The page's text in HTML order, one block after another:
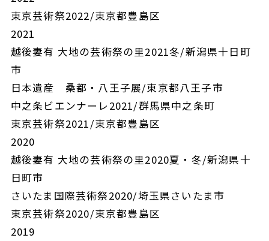
東京芸術祭2022/東京都豊島区
2021
越後妻有 大地の芸術祭の里2021冬/新潟県十日町
市
日本遺産 桑都・八王子展/東京都八王子市
中之条ビエンナーレ2021/群馬県中之条町
東京芸術祭2021/東京都豊島区
2020
越後妻有 大地の芸術祭の里2020夏・冬/新潟県十
日町市
さいたま国際芸術祭2020/埼玉県さいたま市
東京芸術祭2020/東京都豊島区
2019